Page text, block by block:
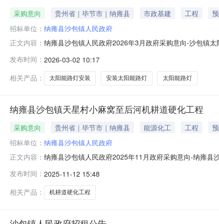
采购意向 贵州省｜毕节市｜纳雍县 市政基建 工程
招标单位： 纳雍县沙包镇人民政府
正文内容： 纳雍县沙包镇人民政府2026年3月政府采购意向-沙包镇
项目采购标的数量：1582采购需求功能或目标：在沙包
米，采
发布时间： 2026-03-02 10:17
相关产品：
太阳能路灯安装 安装太阳能路灯 太阳能路灯
纳雍县沙包镇天星村小麻窝至后河机耕道硬化工程
采购意向 贵州省｜毕节市｜纳雍县 能源化工 工程
招标单位： 纳雍县沙包镇人民政府
正文内容： 纳雍县沙包镇人民政府2025年11月政府采购意向-纳雍县
民币)采购品目：采购需求概况：采购标的名称：纳雍县
长1060米，路基
发布时间： 2025-11-12 15:48
相关产品：
机耕道硬化工程